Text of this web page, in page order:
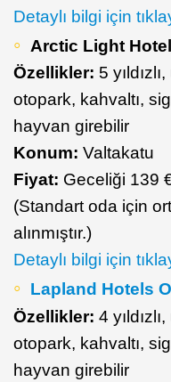
Detaylı bilgi için
Arctic Light Hotel
Özellikler: 5
otopark, kahvaltı,
hayvan girebilir
Konum: Valtakatu
Fiyat: Geceliği 139
(Standart oda için
alınmıştır.)
Detaylı bilgi için
Lapland Hotels
Özellikler: 4
otopark, kahvaltı,
hayvan girebilir